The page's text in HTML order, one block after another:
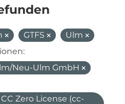
GTFS
Ulm
Neu-Ulm GmbH
Zero License (cc-